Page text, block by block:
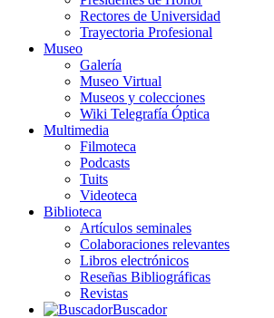
Rectores de Universidad
Trayectoria Profesional
Museo
Galería
Museo Virtual
Museos y colecciones
Wiki Telegrafía Óptica
Multimedia
Filmoteca
Podcasts
Tuits
Videoteca
Biblioteca
Artículos seminales
Colaboraciones relevantes
Libros electrónicos
Reseñas Bibliográficas
Revistas
Buscador